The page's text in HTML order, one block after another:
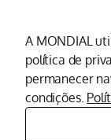
A MONDIAL
política de
permanecer
condições.
O que você